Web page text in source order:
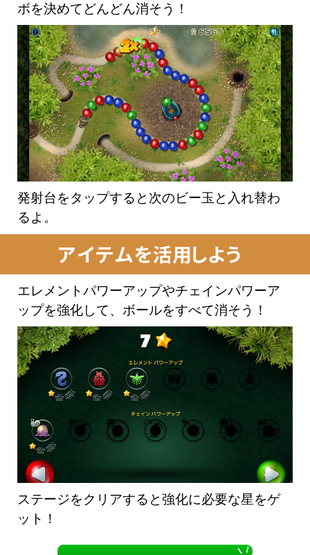
ボを決めてどんどん消そう！
発射台をタップすると次のビー玉と入れ替わ
るよ。
エレメントパワーアップやチェインパワーア
ップを強化して、ボールをすべて消そう！
ステージをクリアすると強化に必要な星をゲ
ット！